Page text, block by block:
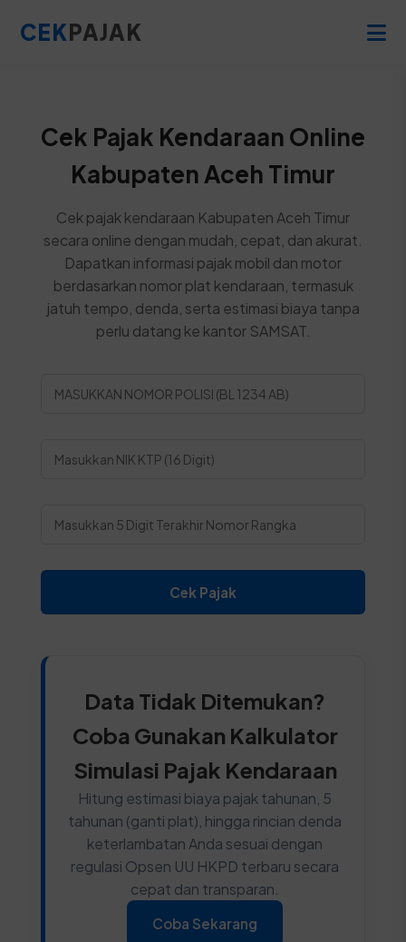
CEKPAJAK
Cek Pajak Kendaraan Online
Kabupaten Aceh Timur
Cek pajak kendaraan Kabupaten Aceh Timur
secara online dengan mudah, cepat, dan akurat.
Dapatkan informasi pajak mobil dan motor
berdasarkan nomor plat kendaraan, termasuk
jatuh tempo, denda, serta estimasi biaya tanpa
perlu datang ke kantor SAMSAT.
Cek Pajak
Data Tidak Ditemukan?
Coba Gunakan Kalkulator
Simulasi Pajak Kendaraan
Hitung estimasi biaya pajak tahunan, 5
tahunan (ganti plat), hingga rincian denda
keterlambatan Anda sesuai dengan
regulasi Opsen UU HKPD terbaru secara
cepat dan transparan.
Coba Sekarang